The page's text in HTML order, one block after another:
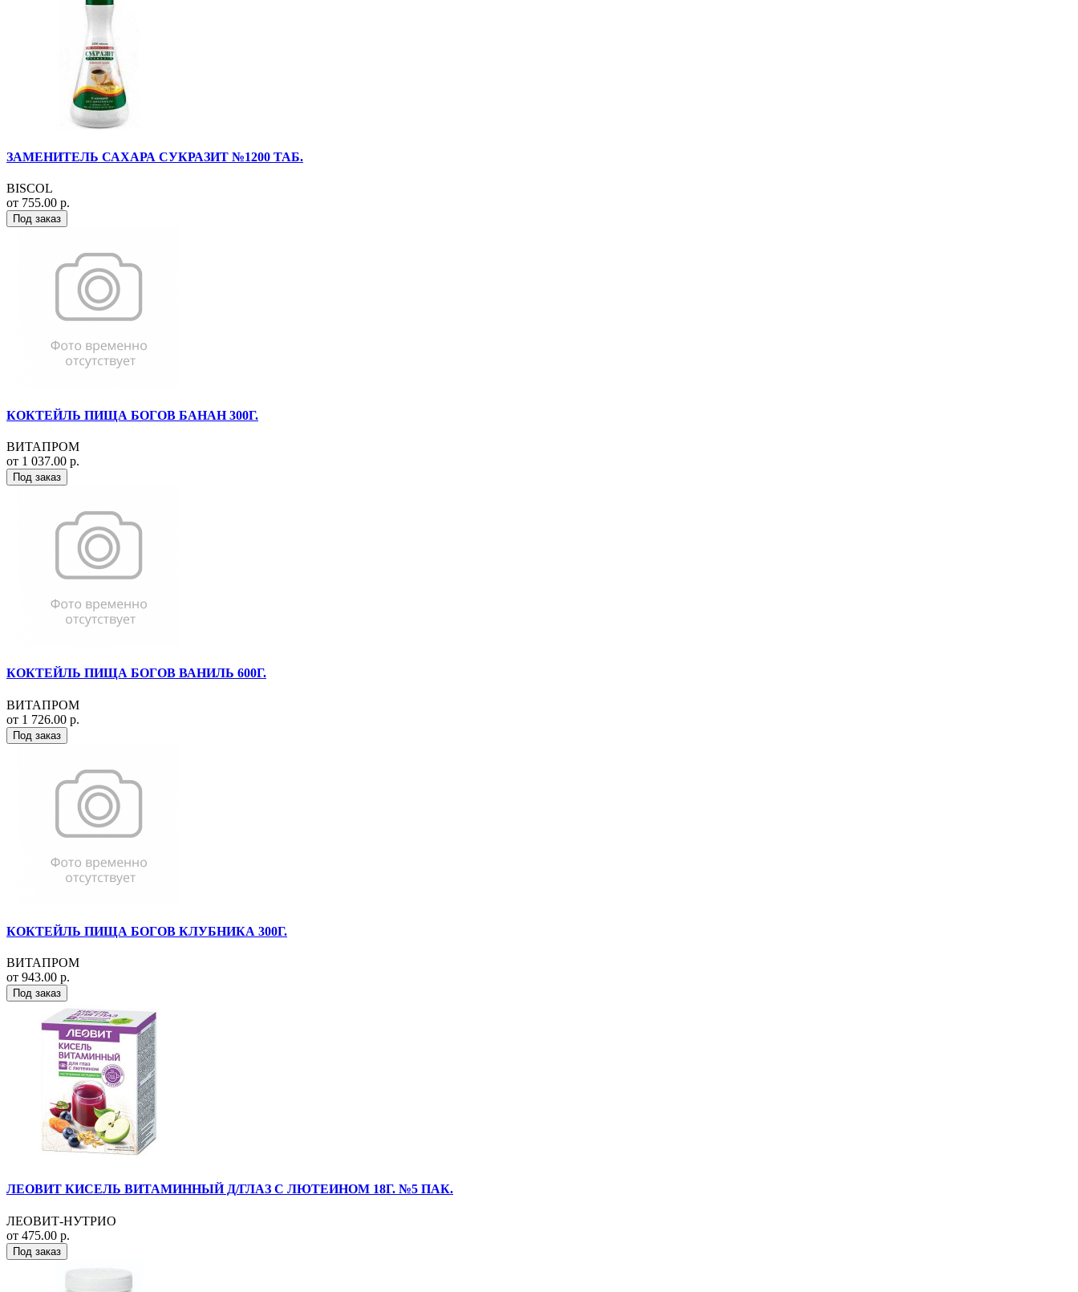
ЗАМЕНИТЕЛЬ САХАРА СУКРАЗИТ №1200 ТАБ.
BISCOL
от 755.00 р.
Под заказ
КОКТЕЙЛЬ ПИЩА БОГОВ БАНАН 300Г.
ВИТАПРОМ
от 1 037.00 р.
Под заказ
КОКТЕЙЛЬ ПИЩА БОГОВ ВАНИЛЬ 600Г.
ВИТАПРОМ
от 1 726.00 р.
Под заказ
КОКТЕЙЛЬ ПИЩА БОГОВ КЛУБНИКА 300Г.
ВИТАПРОМ
от 943.00 р.
Под заказ
ЛЕОВИТ КИСЕЛЬ ВИТАМИННЫЙ Д/ГЛАЗ С ЛЮТЕИНОМ 18Г. №5 ПАК.
ЛЕОВИТ-НУТРИО
от 475.00 р.
Под заказ